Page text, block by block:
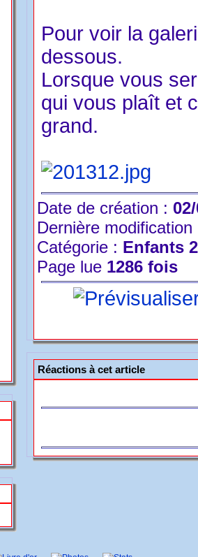
Pour voir la
dessous.
Lorsque vous
qui vous plaît et
grand.
Date de création :
Dernière
Catégorie : Enfants
Page lue 1286 fois
Réactions à cet article